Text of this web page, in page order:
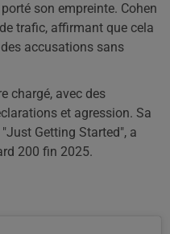
son empreinte. Cohen
trafic, affirmant que cela
accusations sans
chargé, avec des
et agression. Sa
Getting Started", a
200 fin 2025.